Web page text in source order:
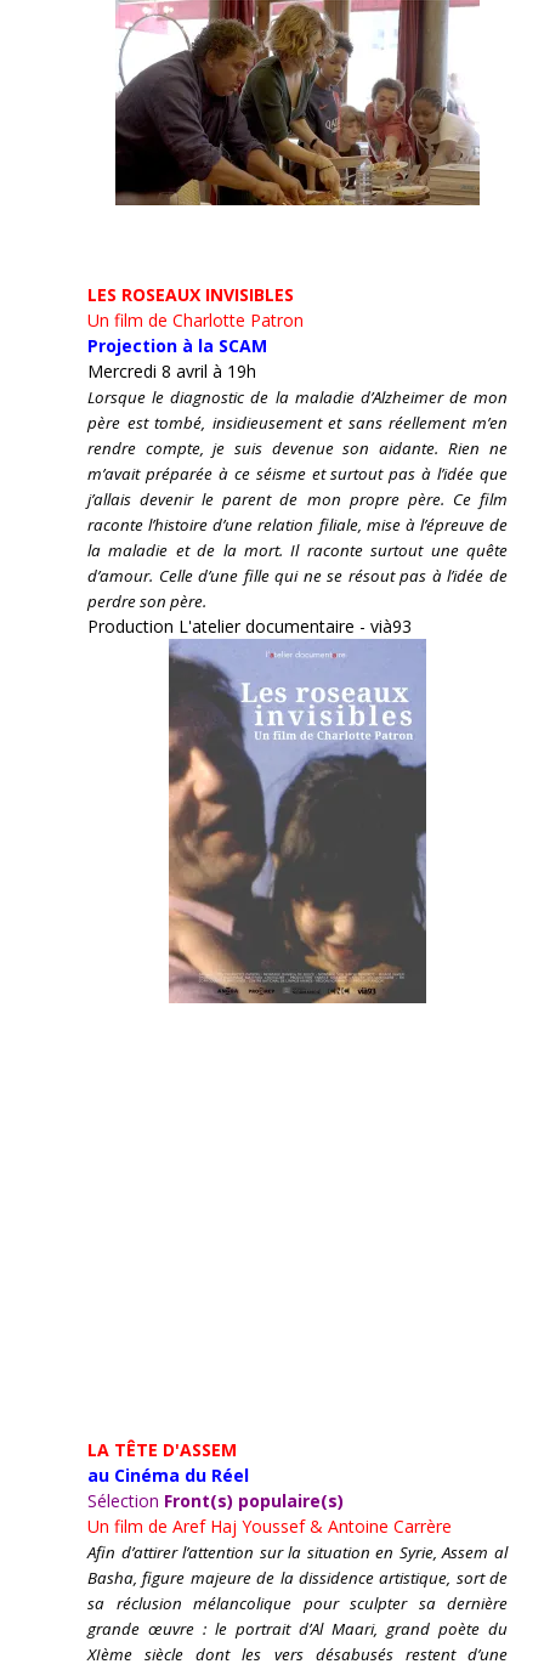
LES ROSEAUX INVISIBLES
Un film de Charlotte Patron
Projection à la SCAM
Mercredi 8 avril à 19h
Lorsque le diagnostic de la maladie d’Alzheimer de mon
père est tombé, insidieusement et sans réellement m’en
rendre compte, je suis devenue son aidante. Rien ne
m’avait préparée à ce séisme et surtout pas à l’idée que
j’allais devenir le parent de mon propre père. Ce film
raconte l’histoire d’une relation filiale, mise à l’épreuve de
la maladie et de la mort. Il raconte surtout une quête
d’amour. Celle d’une fille qui ne se résout pas à l’idée de
perdre son père.
Production L'atelier documentaire - vià93
LA TÊTE D'ASSEM
au Cinéma du Réel
Sélection Front(s) populaire(s)
Un film de Aref Haj Youssef & Antoine Carrère
Afin d’attirer l’attention sur la situation en Syrie, Assem al
Basha, figure majeure de la dissidence artistique, sort de
sa réclusion mélancolique pour sculpter sa dernière
grande œuvre : le portrait d’Al Maari, grand poète du
XIème siècle dont les vers désabusés restent d’une